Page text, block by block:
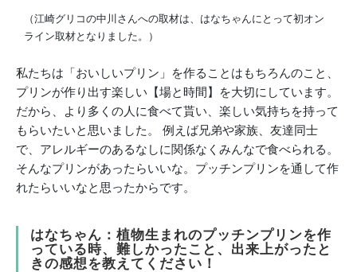
（江崎グリコの中川さんへの取材は、はなちゃんにとって初オン
ライン取材となりました。）
私たちは「おいしいプリン」を作ることはもちろんのこと、
プリンが作り出す楽しい【場と時間】を大切にしています。
だから、より多くの人に食べて貰い、楽しい気持ちを持って
もらいたいと思いました。 例えば兄弟や家族、友達同士
で、アレルギーのあるなしに関係なくみんなで食べられる。
そんなプリンがあったらいいな。プッチンプリンを通して作
れたらいいなと思ったからです。
はなちゃん：植物生まれのプッチンプリンを作
っている時、難しかったこと、出来上がったと
きの感想を教えてください！